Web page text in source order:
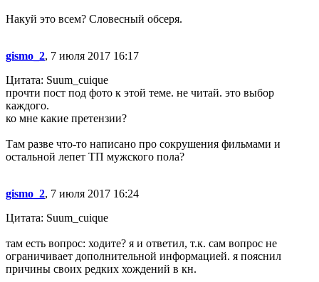
Накуй это всем? Словесный обсеря.
gismo_2, 7 июля 2017 16:17
Цитата: Suum_cuique
прочти пост под фото к этой теме. не читай. это выбор
каждого.
ко мне какие претензии?
Там разве что-то написано про сокрушения фильмами и
остальной лепет ТП мужского пола?
gismo_2, 7 июля 2017 16:24
Цитата: Suum_cuique
там есть вопрос: ходите? я и ответил, т.к. сам вопрос не
ограничивает дополнительной информацией. я пояснил
причины своих редких хождений в кн.